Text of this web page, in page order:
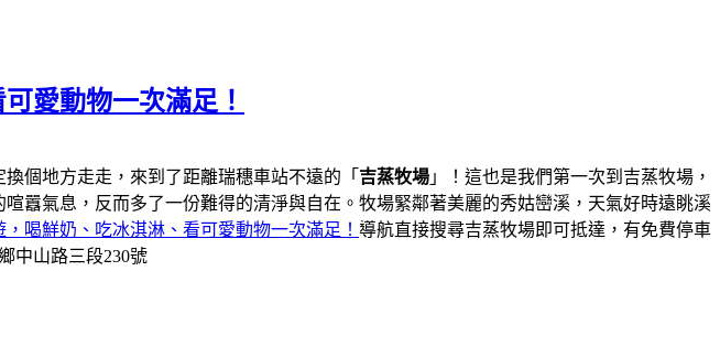
愛動物一次滿足！
個地方走走，來到了距離瑞穗車站不遠的「 吉蒸牧場 」！這也是我們第一次到吉蒸牧場，
囂氣息，反而多了一份難得的清淨與自在。牧場緊鄰著美麗的秀姑巒溪，天氣好時遠眺溪
喝鮮奶、吃冰淇淋、看可愛動物一次滿足！ 導航直接搜尋吉蒸牧場即可抵達，有免費停車
中山路三段230號